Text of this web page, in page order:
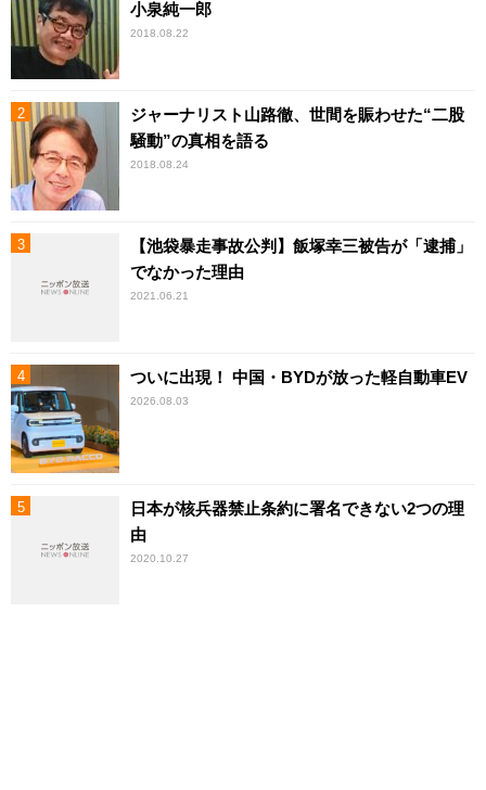
小泉純一郎
2018.08.22
ジャーナリスト山路徹、世間を賑わせた“二股
騒動”の真相を語る
2018.08.24
【池袋暴走事故公判】飯塚幸三被告が「逮捕」
でなかった理由
2021.06.21
ついに出現！ 中国・BYDが放った軽自動車EV
2026.08.03
日本が核兵器禁止条約に署名できない2つの理
由
2020.10.27